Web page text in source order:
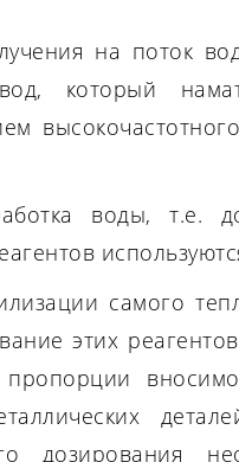
на поток
который
воды, т.е.
самого
этих
дозирования